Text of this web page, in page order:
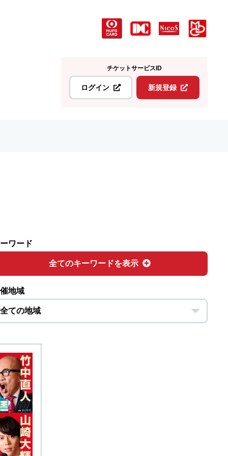
チケットサービスID
ログイン 新規登録
地域
ワード
全てのキーワードを表示